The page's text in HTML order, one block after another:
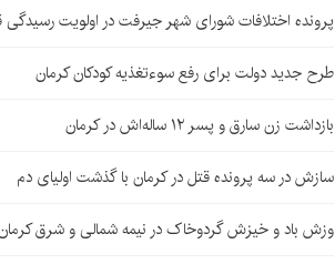
پرونده اختلافات شورای شهر جیرفت در اولویت
طرح جدید دولت برای رفع سوءتغذیه کودکان کرمان
بازداشت زن سارق و پسر ۱۲ ساله‌اش در کرمان
سازش در سه پرونده قتل در کرمان با گذشت اولیای دم
وزش باد و خیزش گردوخاک در نیمه شمالی و شرق